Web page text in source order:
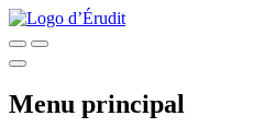
Menu principal